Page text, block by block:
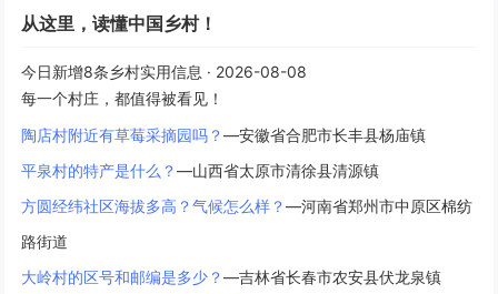
从这里，读懂中国乡村！
今日新增8条乡村实用信息 · 2026-08-08
每一个村庄，都值得被看见！
陶店村附近有草莓采摘园吗？—安徽省合肥市长丰县杨庙镇
平泉村的特产是什么？—山西省太原市清徐县清源镇
方圆经纬社区海拔多高？气候怎么样？—河南省郑州市中原区棉纺
路街道
大岭村的区号和邮编是多少？—吉林省长春市农安县伏龙泉镇